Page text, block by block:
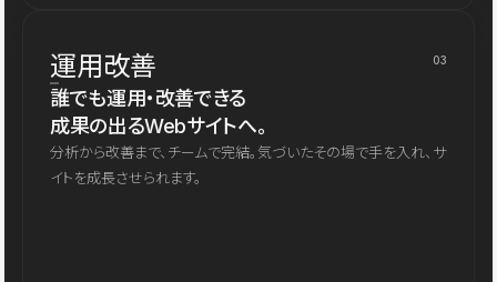
運用改善 03
誰でも運用・改善できる
成果の出るWebサイトへ。
分析から改善まで、チームで完結。気づいたその場で手を入れ、サ
イトを成長させられます。